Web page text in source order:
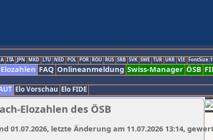
ITA JPN MKD LTU NED POL POR ROU RUS SRB SVK SWE TUR UKR VIE
Elozahlen FAQ Onlineanmeldung Swiss-Manager ÖSB
Elo Vorschau Elo FIDE
Elozahlen des ÖSB
01.07.2026, letzte Änderung am 11.07.2026 13:14,